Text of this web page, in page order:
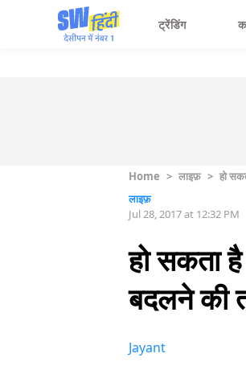
ट्रेंडिंग
Home > लाइफ़ > हो
लाइफ़
Jul 28, 2017 at 12:32 PM
हो सकता
बदलने की
Jayant